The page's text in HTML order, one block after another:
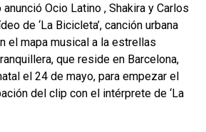
anunció Ocio Latino , Shakira y Carlos
de ‘La Bicicleta’, canción urbana
el mapa musical a la estrellas
que reside en Barcelona,
el 24 de mayo, para empezar el
del clip con el intérprete de ‘La